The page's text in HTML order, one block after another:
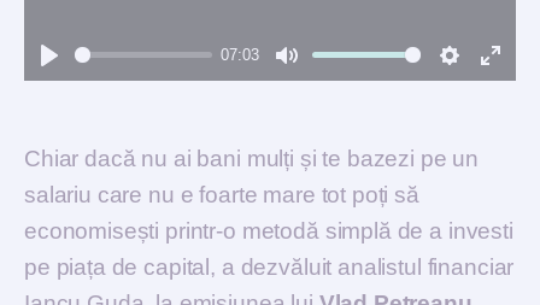
Play
07:03
Mute Settings
Enter
Chiar dacă nu ai bani mulți și te bazezi pe un
salariu care nu e foarte mare tot poți să
economisești printr-o metodă simplă de a investi
pe piața de capital, a dezvăluit analistul financiar